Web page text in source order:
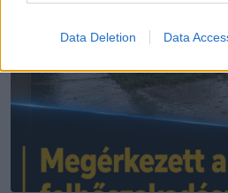
Data Deletion Data